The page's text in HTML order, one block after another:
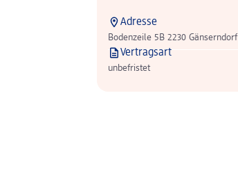
Adresse
Bodenzeile 5B 2230 Gänserndorf
Vertragsart
unbefristet